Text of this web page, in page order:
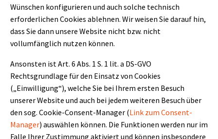
Wünschen konfigurieren und auch solche technisch
erforderlichen Cookies ablehnen. Wir weisen Sie darauf hin,
dass Sie dann unsere Website nicht bzw. nicht
vollumfänglich nutzen können.
Ansonsten ist Art. 6 Abs. 1 S. 1 lit. a DS-GVO
Rechtsgrundlage für den Einsatz von Cookies
(„Einwilligung“), welche Sie bei Ihrem ersten Besuch
unserer Website und auch bei jedem weiteren Besuch über
den sog. Cookie-Consent-Manager (Link zum Consent-
Manager) auswählen können. Die Funktionen werden nur im
Falle Ihrer Zustimmung aktiviert und können insbesondere